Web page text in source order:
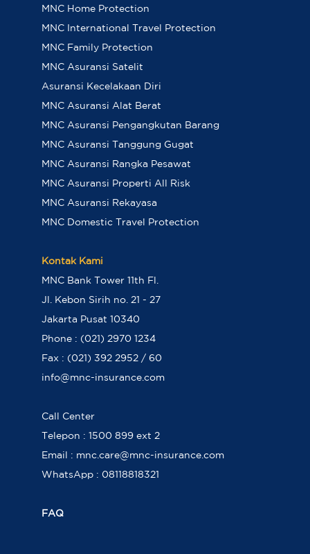
MNC Home Protection
MNC International Travel Protection
MNC Family Protection
MNC Asuransi Satelit
Asuransi Kecelakaan Diri
MNC Asuransi Alat Berat
MNC Asuransi Pengangkutan Barang
MNC Asuransi Tanggung Gugat
MNC Asuransi Rangka Pesawat
MNC Asuransi Properti All Risk
MNC Asuransi Rekayasa
MNC Domestic Travel Protection
Kontak Kami
MNC Bank Tower 11th Fl.
Jl. Kebon Sirih no. 21 - 27
Jakarta Pusat 10340
Phone : (021) 2970 1234
Fax : (021) 392 2952 / 60
info@mnc-insurance.com
Call Center
Telepon : 1500 899 ext 2
Email : mnc.care@mnc-insurance.com
WhatsApp : 08118818321
FAQ